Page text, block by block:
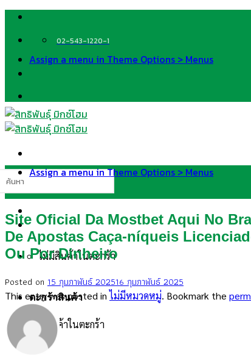
Skip
content
02-543-1220-1
Assign a menu in Theme Options > Menus
ไม่มีสินค้าในตะกร้า
ตะกร้าสินค้า
ไม่มีสินค้าในตะกร้า
Assign a menu in Theme Options > Menus
Site Oficial Da Mostbet Aqui No
De Apostas Caça-níqueis
Ou Por Dinheiro
Posted on 15 กุมภาพันธ์ 202516 กุมภาพันธ์ 2025
This entry was posted inไม่มีหมวดหมู่. Bookmark the